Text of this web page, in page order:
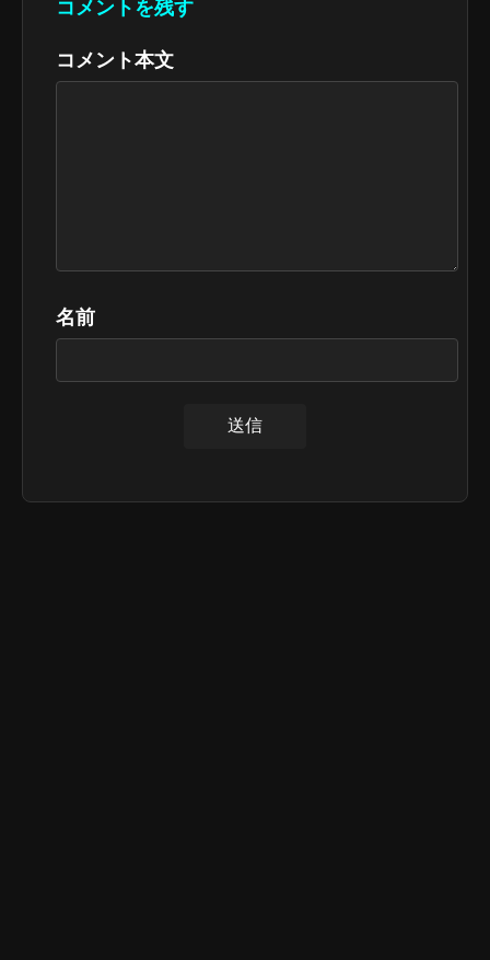
コメントを残す
コメント本文
名前